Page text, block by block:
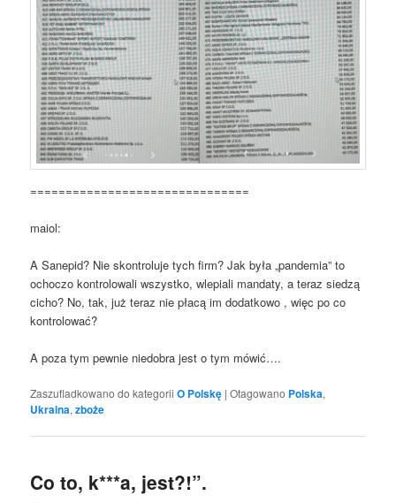
===============================
maiol:
A Sanepid? Nie skontroluje tych firm? Jak była „pandemia” to
ochoczo kontrolowali wszystko, wlepiali mandaty, a teraz siedzą
cicho? No, tak, już teraz nie płacą im dodatkowo , więc po co
kontrolować?
A poza tym pewnie niedobra jest o tym mówić….
Zaszufladkowano do kategorii O Polskę |Otagowano Polska,
Ukraina,zboże
Co to, k***a, jest?!”.